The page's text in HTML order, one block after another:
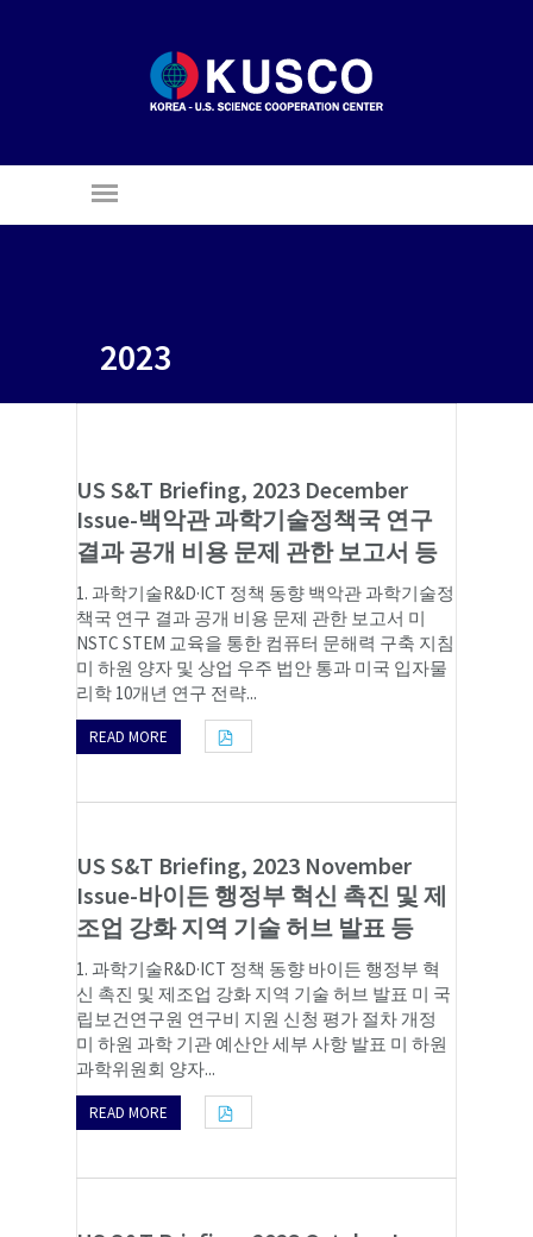
2023
US S&T Briefing, 2023 December
Issue-백악관 과학기술정책국 연구
결과 공개 비용 문제 관한 보고서 등
1. 과학기술R&D·ICT 정책 동향 백악관 과학기술정
책국 연구 결과 공개 비용 문제 관한 보고서 미
NSTC STEM 교육을 통한 컴퓨터 문해력 구축 지침
미 하원 양자 및 상업 우주 법안 통과 미국 입자물
리학 10개년 연구 전략...
READ MORE
US S&T Briefing, 2023 November
Issue-바이든 행정부 혁신 촉진 및 제
조업 강화 지역 기술 허브 발표 등
1. 과학기술R&D·ICT 정책 동향 바이든 행정부 혁
신 촉진 및 제조업 강화 지역 기술 허브 발표 미 국
립보건연구원 연구비 지원 신청 평가 절차 개정
미 하원 과학 기관 예산안 세부 사항 발표 미 하원
과학위원회 양자...
READ MORE